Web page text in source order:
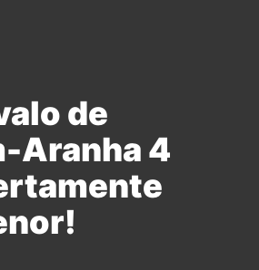
de
Aranha 4